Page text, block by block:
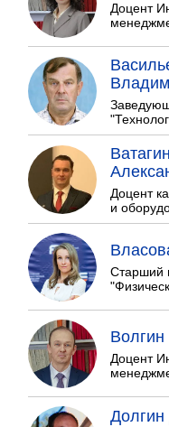
Доцент
Доцент
и
Старший
Доцент
Долгин